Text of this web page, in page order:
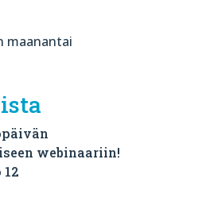
maanantai
webinaariin!
12